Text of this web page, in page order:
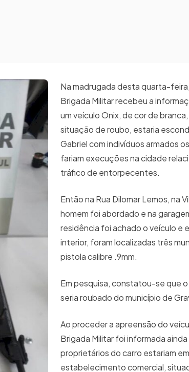
Na madrugada desta quarta-feira,
Brigada Militar recebeu a
um veículo Onix, de cor de
situação de roubo, estaria
Gabriel com indivíduos armados
fariam execuções na cidade
tráfico de entorpecentes.
Então na Rua Dilomar Lemos, na
homem foi abordado e na
residência foi achado o veículo e
interior, foram localizadas três
pistola calibre .9mm.
Em pesquisa, constatou-se que
seria roubado do município de
Ao proceder a apreensão do
Brigada Militar foi informada
proprietários do carro estariam
estabelecimento comercial,